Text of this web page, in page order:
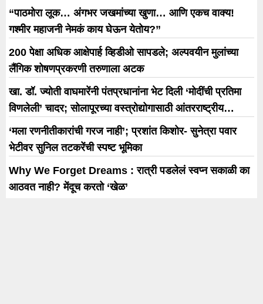
“पाठमोरा लूक… अंगभर जखमांच्या खुणा… आणि एकच वाक्य!
गश्मीर महाजनी नेमकं काय घेऊन येतोय?”
200 पेक्षा अधिक आक्षेपार्ह व्हिडीओ सापडले; अल्पवयीन मुलांच्या
लैंगिक शोषणप्रकरणी तरुणाला अटक
खा. डॉ. ज्योती वाघमारेंनी पंतप्रधानांना भेट दिली ‘मोदींची प्रतिमा
विणलेली’ चादर; सोलापूरच्या वस्त्रोद्योगासाठी आंतरराष्ट्रीय
धोरणाची मागणी
‘मला रणनीतीकारांची गरज नाही’; प्रशांत किशोर- सुनेत्रा पवार
भेटीवर सुनिल तटकरेंची स्पष्ट भूमिका
Why We Forget Dreams : रात्री पडलेलं स्वप्न सकाळी का
आठवत नाही? मेंदूच करतो ‘खेळ’